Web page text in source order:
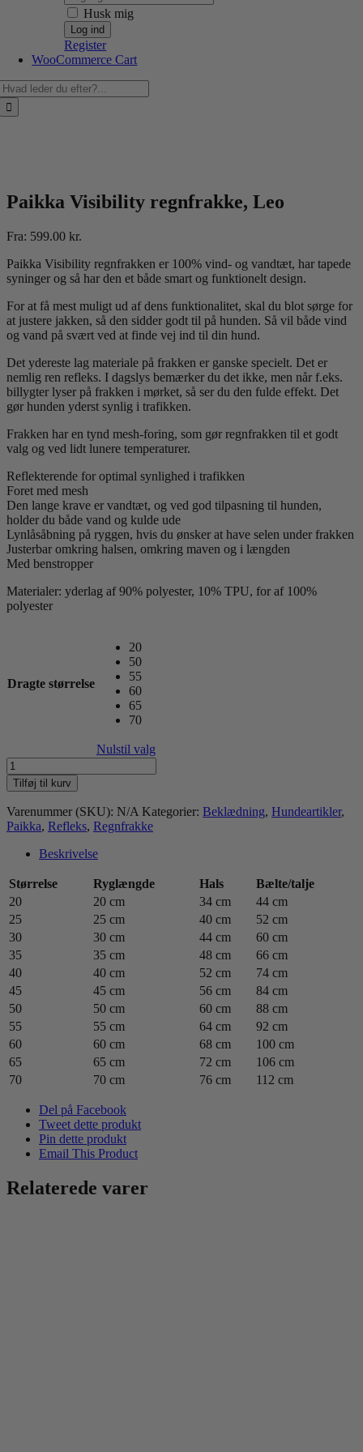
Husk mig
Register
WooCommerce Cart
Paikka Visibility regnfrakke, Leo
Fra: 599.00 kr.
Paikka Visibility regnfrakken er 100% vind- og vandtæt, har tapede
syninger og så har den et både smart og funktionelt design.
For at få mest muligt ud af dens funktionalitet, skal du blot sørge for
at justere jakken, så den sidder godt til på hunden. Så vil både vind
og vand på svært ved at finde vej ind til din hund.
Det ydereste lag materiale på frakken er ganske specielt. Det er
nemlig ren refleks. I dagslys bemærker du det ikke, men når f.eks.
billygter lyser på frakken i mørket, så ser du den fulde effekt. Det
gør hunden yderst synlig i trafikken.
Frakken har en tynd mesh-foring, som gør regnfrakken til et godt
valg og ved lidt lunere temperaturer.
Reflekterende for optimal synlighed i trafikken
Foret med mesh
Den lange krave er vandtæt, og ved god tilpasning til hunden,
holder du både vand og kulde ude
Lynlåsåbning på ryggen, hvis du ønsker at have selen under frakken
Justerbar omkring halsen, omkring maven og i længden
Med benstropper
Materialer: yderlag af 90% polyester, 10% TPU, for af 100%
polyester
Dragte størrelse
20
50
55
60
65
70
Nulstil valg
Paikka
Visibility
regnfrakke,
Leo
antal
Tilføj til kurv
Varenummer (SKU): N/A Kategorier: Beklædning, Hundeartikler,
Paikka, Refleks, Regnfrakke
Beskrivelse
Størrelse Ryglængde Hals
Bælte/talje
20
20 cm 34 cm
44 cm
25
25 cm 40 cm
52 cm
30
30 cm 44 cm
60 cm
35
35 cm 48 cm
66 cm
40
40 cm 52 cm
74 cm
45
45 cm 56 cm
84 cm
50
50 cm 60 cm
88 cm
55
55 cm 64 cm
92 cm
60
60 cm 68 cm
100 cm
65
65 cm 72 cm
106 cm
70
70 cm 76 cm 112 cm
Del på Facebook
Tweet dette produkt
Pin dette produkt
Email This Product
Relaterede varer